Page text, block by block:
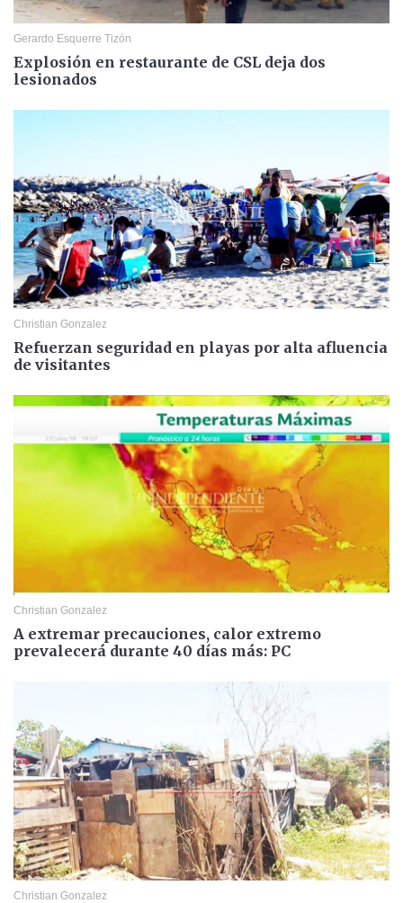
Gerardo Esquerre Tizón
Explosión en restaurante de CSL deja dos
lesionados
Christian Gonzalez
Refuerzan seguridad en playas por alta afluencia
de visitantes
Christian Gonzalez
A extremar precauciones, calor extremo
prevalecerá durante 40 días más: PC
Christian Gonzalez